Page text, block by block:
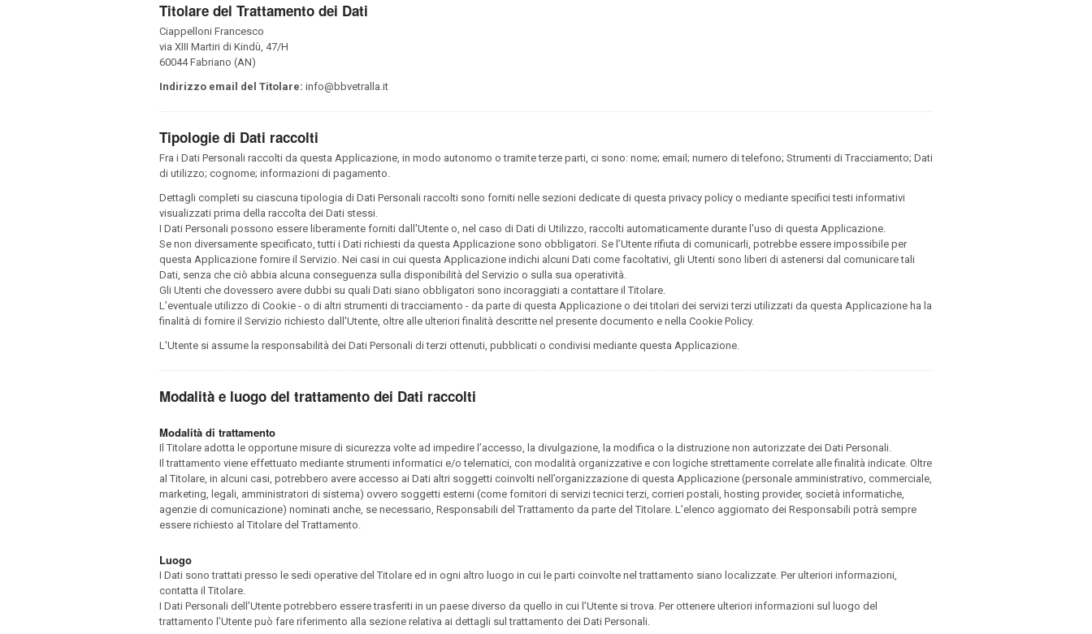
Titolare del Trattamento dei Dati
Ciappelloni Francesco
via XIII Martiri di Kindù, 47/H
60044 Fabriano (AN)
Indirizzo email del Titolare: info@bbvetralla.it
Tipologie di Dati raccolti
Fra i Dati Personali raccolti da questa Applicazione, in modo autonomo o tramite terze parti, ci sono: nome; email; numero di telefono; Strumenti di Tracciamento; Dati
di utilizzo; cognome; informazioni di pagamento.
Dettagli completi su ciascuna tipologia di Dati Personali raccolti sono forniti nelle sezioni dedicate di questa privacy policy o mediante specifici testi informativi
visualizzati prima della raccolta dei Dati stessi.
I Dati Personali possono essere liberamente forniti dall'Utente o, nel caso di Dati di Utilizzo, raccolti automaticamente durante l'uso di questa Applicazione.
Se non diversamente specificato, tutti i Dati richiesti da questa Applicazione sono obbligatori. Se l’Utente rifiuta di comunicarli, potrebbe essere impossibile per
questa Applicazione fornire il Servizio. Nei casi in cui questa Applicazione indichi alcuni Dati come facoltativi, gli Utenti sono liberi di astenersi dal comunicare tali
Dati, senza che ciò abbia alcuna conseguenza sulla disponibilità del Servizio o sulla sua operatività.
Gli Utenti che dovessero avere dubbi su quali Dati siano obbligatori sono incoraggiati a contattare il Titolare.
L’eventuale utilizzo di Cookie - o di altri strumenti di tracciamento - da parte di questa Applicazione o dei titolari dei servizi terzi utilizzati da questa Applicazione ha la
finalità di fornire il Servizio richiesto dall'Utente, oltre alle ulteriori finalità descritte nel presente documento e nella Cookie Policy.
L'Utente si assume la responsabilità dei Dati Personali di terzi ottenuti, pubblicati o condivisi mediante questa Applicazione.
Modalità e luogo del trattamento dei Dati raccolti
Modalità di trattamento
Il Titolare adotta le opportune misure di sicurezza volte ad impedire l’accesso, la divulgazione, la modifica o la distruzione non autorizzate dei Dati Personali.
Il trattamento viene effettuato mediante strumenti informatici e/o telematici, con modalità organizzative e con logiche strettamente correlate alle finalità indicate. Oltre
al Titolare, in alcuni casi, potrebbero avere accesso ai Dati altri soggetti coinvolti nell’organizzazione di questa Applicazione (personale amministrativo, commerciale,
marketing, legali, amministratori di sistema) ovvero soggetti esterni (come fornitori di servizi tecnici terzi, corrieri postali, hosting provider, società informatiche,
agenzie di comunicazione) nominati anche, se necessario, Responsabili del Trattamento da parte del Titolare. L’elenco aggiornato dei Responsabili potrà sempre
essere richiesto al Titolare del Trattamento.
Luogo
I Dati sono trattati presso le sedi operative del Titolare ed in ogni altro luogo in cui le parti coinvolte nel trattamento siano localizzate. Per ulteriori informazioni,
contatta il Titolare.
I Dati Personali dell’Utente potrebbero essere trasferiti in un paese diverso da quello in cui l’Utente si trova. Per ottenere ulteriori informazioni sul luogo del
trattamento l’Utente può fare riferimento alla sezione relativa ai dettagli sul trattamento dei Dati Personali.